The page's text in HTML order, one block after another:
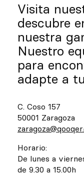
Visita
descubre
nuestra
Nuestro
para
adapte a
C. Coso 157
50001 Zaragoza
Horario:
De lunes a
de 9.30 a 15.00h